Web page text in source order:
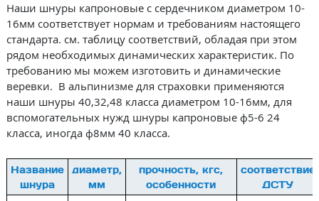
Наши шнуры капроновые с сердечником диаметром 10-
16мм соответствует нормам и требованиям настоящего
стандарта. см. таблицу соответствий, обладая при этом
рядом необходимых динамических характеристик. По
требованию мы можем изготовить и динамические
веревки. В альпинизме для страховки применяются
наши шнуры 40,32,48 класса диаметром 10-16мм, для
вспомогательных нужд шнуры капроновые ф5-6 24
класса, иногда ф8мм 40 класса.
Название
шнура
диаметр,
мм
прочность, кгс,
особенности
соответствие
ДСТУ